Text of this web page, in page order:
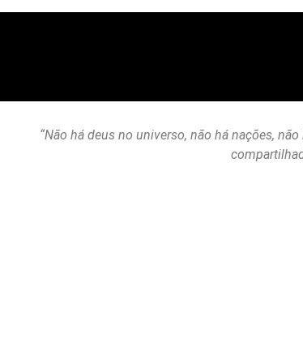
“Não há deus no universo, não há nações,